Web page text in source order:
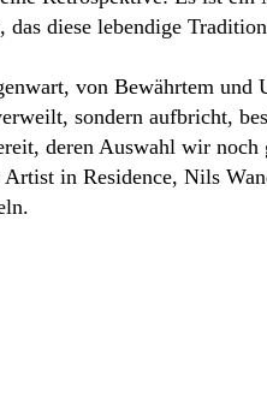
diese lebendige
von Bewährtem
sondern aufbricht,
deren Auswahl wir
in Residence, Nils